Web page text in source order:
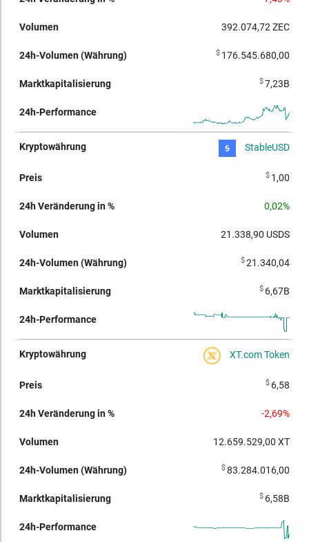
392.074,72ZEC
$ 176.545.680,00
$7,23B
StableUSD
$ 1,00
0,02%
21.338,90 USDS
$21.340,04
$ 6,67B
XT.com Token
$ 6,58
-2,69%
12.659.529,00 XT
$83.284.016,00
$ 6,58B